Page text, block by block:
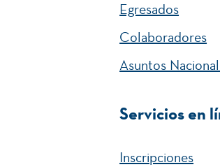
Egresados
Colaboradores
Asuntos
Servicios en
Inscripciones